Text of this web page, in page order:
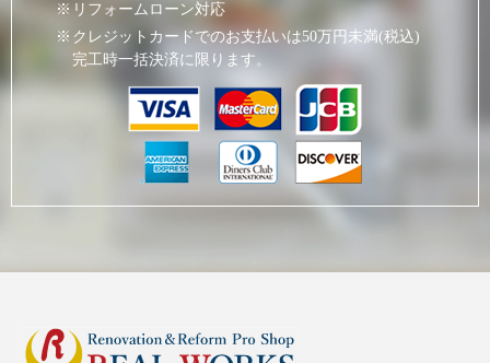
リフォームローン対応
クレジットカードでのお支払いは50万円未満(税込)
完工時一括決済に限ります。